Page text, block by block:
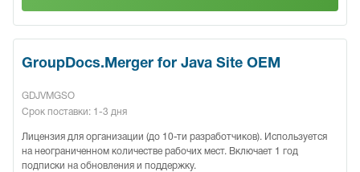
GroupDocs.Merger for Java Site OEM
GDJVMGSO
Срок поставки: 1-3 дня
Лицензия для организации (до 10-ти разработчиков). Используется
на неограниченном количестве рабочих мест. Включает 1 год
подписки на обновления и поддержку.